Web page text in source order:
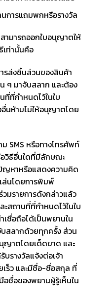
การแถมพกหรือรางวัล
ามารถออกใบอนุญาตให้
เท่านั้นคือ
รส่งชิ้นส่วนของสินค้า
ๆ มาจับสลาก และต้อง
ที่ที่กำหนดไว้ในใบ
นห้ามไม่ให้อนุญาตโดย
SMS หรือทางโทรศัพท์
วิธีอื่นใดที่มีลักษณะ
ญหาหรือแสดงความคิด
ล่นโดยการพิมพ์
มรายการดังกล่าวแล้ว
ะสถานที่ที่กำหนดไว้ในใบ
ชื่อถือได้เป็นพยานใน
สลากด้วยทุกครั้ง ส่วน
ญาตโดยเด็ดขาด และ
รางวัลแจ้งต่อเจ้า
ร็ว และมีชื่อ-ชื่อสกุล ที่
ชื่อของพยานผู้รู้เห็นใน